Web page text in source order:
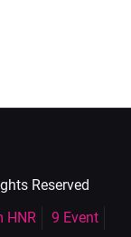
Reserved
HNR
9 Event